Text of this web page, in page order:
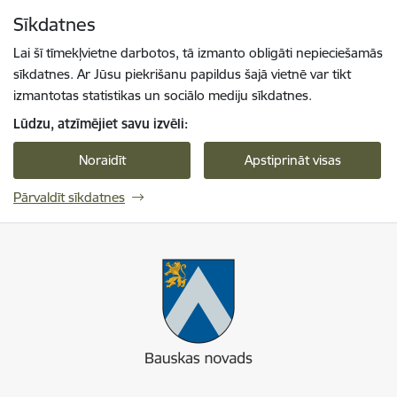
Sīkdatnes
Lai šī tīmekļvietne darbotos, tā izmanto obligāti nepieciešamās
sīkdatnes. Ar Jūsu piekrišanu papildus šajā vietnē var tikt
izmantotas statistikas un sociālo mediju sīkdatnes.
Lūdzu, atzīmējiet savu izvēli:
Noraidīt Apstiprināt visas
Pārvaldīt sīkdatnes